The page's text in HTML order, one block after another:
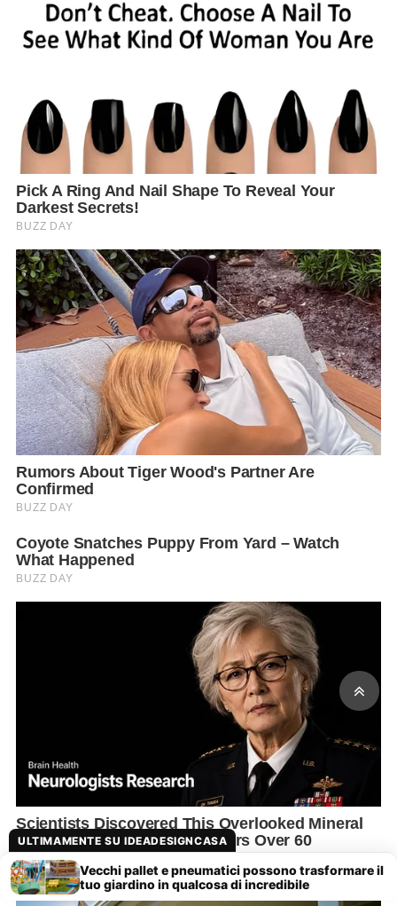
ULTIMAMENTE SU IDEADESIGNCASA
Vecchi pallet e pneumatici possono trasformare il
tuo giardino in qualcosa di incredibile